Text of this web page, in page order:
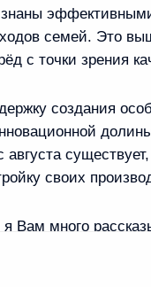
Путин —
сайт
природа России
семей. Это
с точки зрения
создания
августа
своих
я Вам много